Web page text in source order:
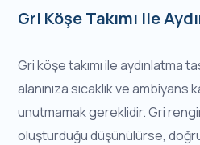
Gri Köşe Takımı ile
Gri köşe takımı ile aydınlatma
alanınıza sıcaklık ve
unutmamak gereklidir. Gri
oluşturduğu düşünülürse,